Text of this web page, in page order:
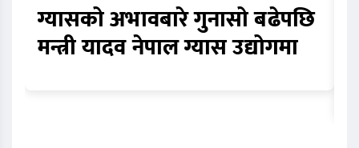
ग्यासको अभावबारे गुनासो बढेपछि
मन्त्री यादव नेपाल ग्यास उद्योगमा